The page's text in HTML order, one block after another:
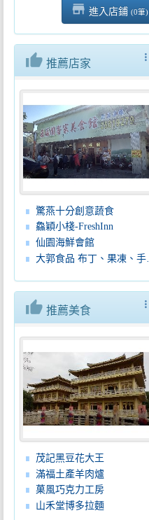
store_mall_directory 進入店鋪 (0筆)
more_vert
thumb_up 推薦店家
驚燕十分創意蔬食
鱻穎小棧-FreshInn
仙園海鮮會館
大郭食品 布丁、果凍、手工餅乾、蛋糕、麵包
more_vert
thumb_up 推薦美食
茂記黑豆花大王
滿福土產羊肉爐
菓風巧克力工房
山禾堂博多拉麵